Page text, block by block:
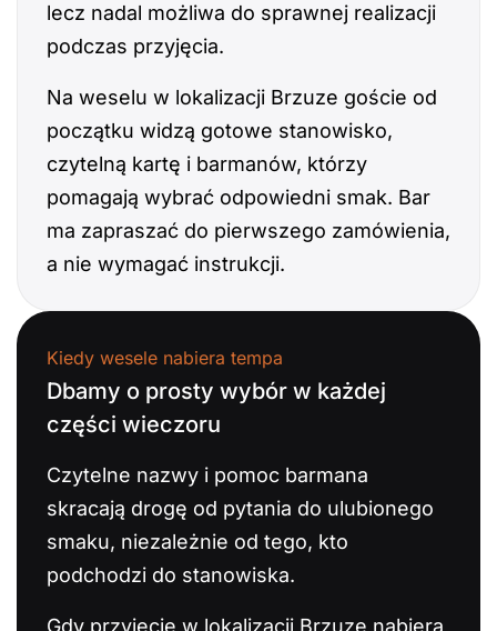
lecz nadal możliwa do sprawnej realizacji
podczas przyjęcia.
Na weselu w lokalizacji Brzuze goście od
początku widzą gotowe stanowisko,
czytelną kartę i barmanów, którzy
pomagają wybrać odpowiedni smak. Bar
ma zapraszać do pierwszego zamówienia,
a nie wymagać instrukcji.
Kiedy wesele nabiera tempa
Dbamy o prosty wybór w każdej
części wieczoru
Czytelne nazwy i pomoc barmana
skracają drogę od pytania do ulubionego
smaku, niezależnie od tego, kto
podchodzi do stanowiska.
Gdy przyjęcie w lokalizacji Brzuze nabiera